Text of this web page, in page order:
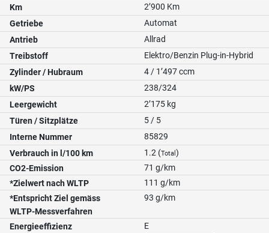
Km
2’900 Km
Getriebe
Automat
Antrieb
Allrad
Treibstoff
Elektro/Benzin Plug-in-Hybrid
Zylinder / Hubraum
4 / 1’497 ccm
kW/PS
238/324
Leergewicht
2’175 kg
Türen / Sitzplätze
5 / 5
Interne Nummer
85829
Verbrauch in l/100 km
1.2 (Total )
CO2-Emission
71 g/km
*Zielwert nach WLTP
111 g/km
*Entspricht Ziel gemäss
WLTP-Messverfahren
93 g/km
Energieeffizienz E